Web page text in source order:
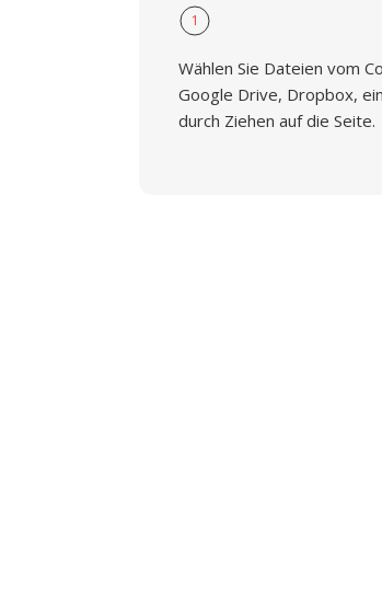
1
Wählen Sie Dateien vom
Google Drive, Dropbox,
durch Ziehen auf die Seite.